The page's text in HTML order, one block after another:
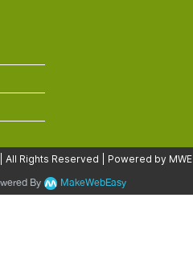
All Rights Reserved | Powered by MWE
By MakeWebEasy